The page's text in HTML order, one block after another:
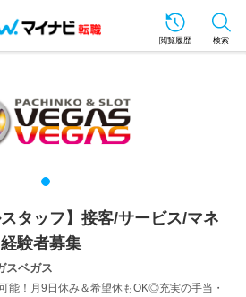
閲覧履歴 検索
スタッフ】接客/サービス/マネ
験者募集
スベガス
能！月9日休み＆希望休もOK◎充実の手当・